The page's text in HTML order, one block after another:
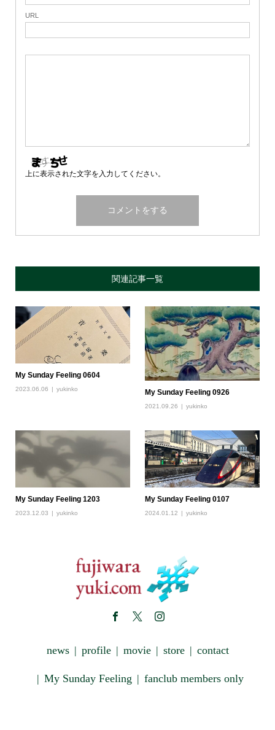
URL
上に表示された文字を入力してください。
関連記事一覧
My Sunday Feeling 0604
2023.06.06 yukinko My Sunday Feeling 0926
2021.09.26 yukinko
My Sunday Feeling 1203
2023.12.03 yukinko
My Sunday Feeling 0107
2024.01.12 yukinko
news profile movie store contact
My Sunday Feeling fanclub members only